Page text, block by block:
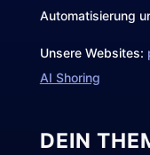
Automatisierung
Unsere Websites:
AI Shoring
DEIN